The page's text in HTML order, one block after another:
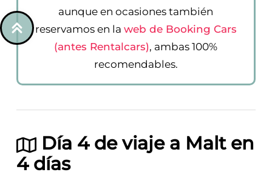
aunque en ocasiones también
reservamos en la web de Booking Cars
(antes Rentalcars), ambas 100%
recomendables.
Día 4 de viaje a Malt en
4 días